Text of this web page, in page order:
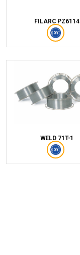
FILARC PZ6114
WELD 71T-1